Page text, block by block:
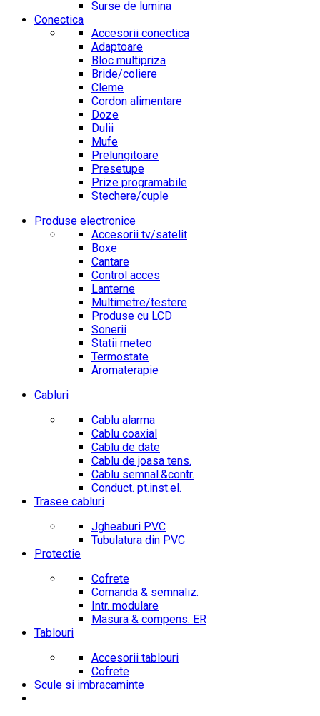
Surse de lumina
Conectica
Accesorii conectica
Adaptoare
Bloc multipriza
Bride/coliere
Cleme
Cordon alimentare
Doze
Dulii
Mufe
Prelungitoare
Presetupe
Prize programabile
Stechere/cuple
Produse electronice
Accesorii tv/satelit
Boxe
Cantare
Control acces
Lanterne
Multimetre/testere
Produse cu LCD
Sonerii
Statii meteo
Termostate
Aromaterapie
Cabluri
Cablu alarma
Cablu coaxial
Cablu de date
Cablu de joasa tens.
Cablu semnal.&contr.
Conduct. pt.inst.el.
Trasee cabluri
Jgheaburi PVC
Tubulatura din PVC
Protectie
Cofrete
Comanda & semnaliz.
Intr. modulare
Masura & compens. ER
Tablouri
Accesorii tablouri
Cofrete
Scule si imbracaminte